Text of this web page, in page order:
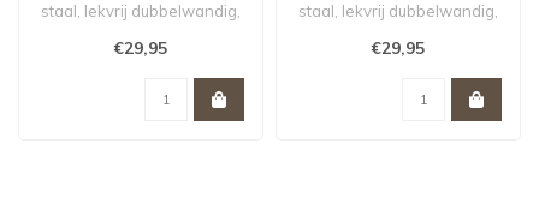
staal, lekvrij dubbelwandig,
thermosfles met beker, BP..
€29,95
staal, lekvrij dubbelwandig,
thermosfles met beker, BP..
€29,95